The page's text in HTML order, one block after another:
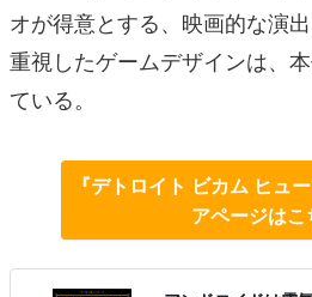
オが得意とする、映画的な演
重視したゲームデザインは、
ている。
『デトロイト ビカム ヒュ
アページはこ